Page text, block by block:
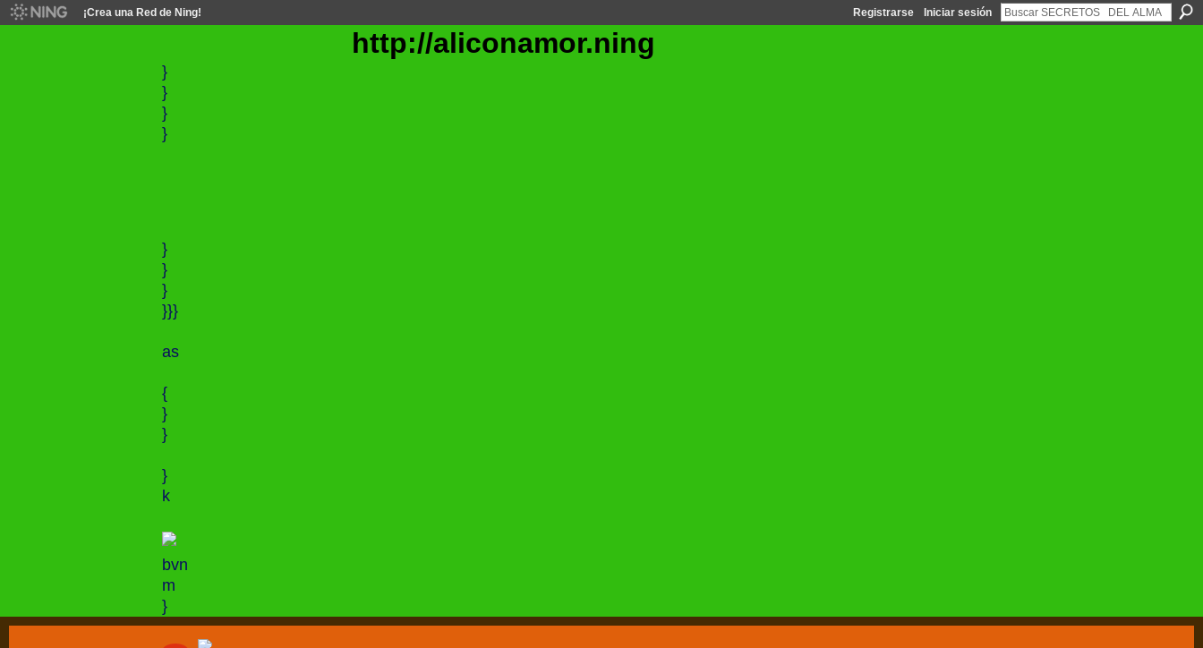
¡Crea una Red de Ning! Registrarse Iniciar sesión
http://aliconamor.ning
}
}
}
}
}
}
}
}}}
as
{
}
}
}
k
bvn
m
}